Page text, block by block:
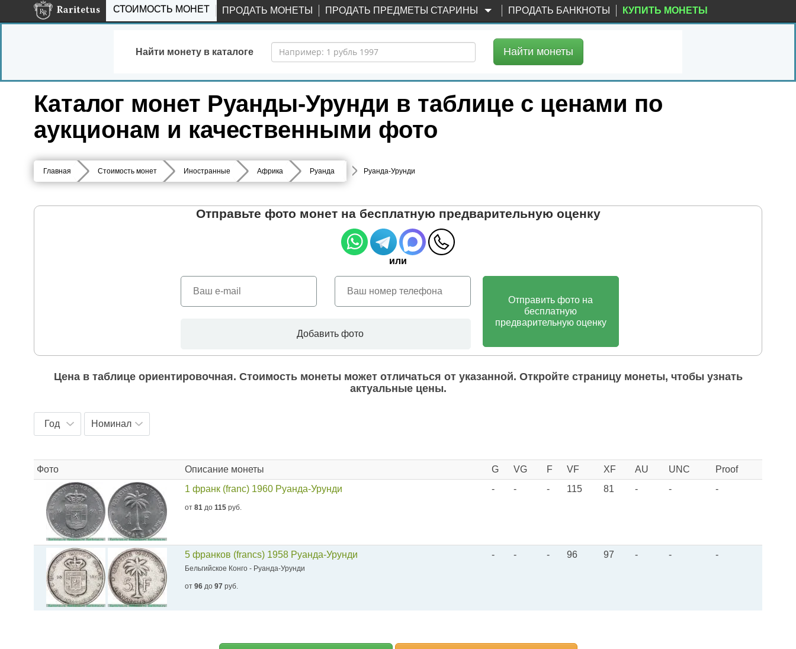
СТОИМОСТЬ МОНЕТ ПРОДАТЬ МОНЕТЫ ПРОДАТЬ ПРЕДМЕТЫ СТАРИНЫ ПРОДАТЬ БАНКНОТЫ КУПИТЬ МОНЕТЫ
Найти монету в каталоге Найти монеты
Каталог монет Руанды-Урунди в таблице с ценами по
аукционам и качественными фото
Главная Стоимость монет Иностранные Африка Руанда Руанда-Урунди
Отправьте фото монет на бесплатную предварительную оценку
или
Добавить фото
Отправить фото на
бесплатную
предварительную оценку
Цена в таблице ориентировочная. Стоимость монеты может отличаться от указанной. Откройте страницу монеты, чтобы узнать
актуальные цены.
Год Номинал
Фото Описание монеты G VG F VF XF AU UNC
Proof
1 франк (franc) 1960 Руанда-Урунди
от 81 до 115 руб.
- - - 115 81 - - -
5 франков (francs) 1958 Руанда-Урунди
Бельгийское Конго - Руанда-Урунди
от 96 до 97 руб.
- - - 96 97 - - -